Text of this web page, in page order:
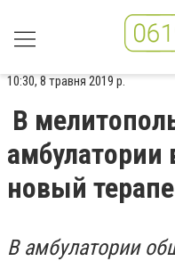
10:30, 8 травня 2019 р.
В
амбулатории
новый
В амбулатории